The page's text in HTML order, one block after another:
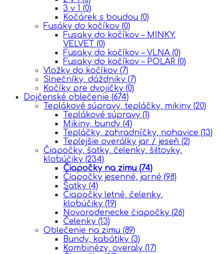
3 v 1 (0)
Kočárek s boudou (0)
Fusáky do kočíkov (0)
Fusaky do kočíkov – MINKY,
VELVET (0)
Fusaky do kočíkov – VLNA (0)
Fusaky do kočíkov – POLAR (0)
Vložky do kočíkov (7)
Slnečníky, dáždniky (7)
Kočíky pre dvojičky (0)
Dojčenské oblečenie (674)
Teplákové súpravy, tepláčky, mikiny (20)
Teplákové súpravy (1)
Mikiny, bundy (4)
Tepláčky, zahradníčky, nohavice (13)
Teplejšie overálky jar / jeseň (2)
Čiapočky, šatky, čelenky, šiltovky,
klobúčiky (234)
Čiapočky na zimu (74)
Čiapočky jesenné, jarné (98)
Šatky (4)
Čiapočky letné, čelenky,
klobúčiky (19)
Novorodenecke čiapočky (26)
Čelenky (13)
Oblečenie na zimu (89)
Bundy, kabátiky (3)
Kombinézy, overaly (17)